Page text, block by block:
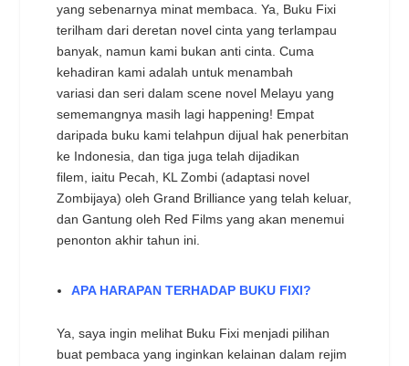
yang sebenarnya minat membaca. Ya, Buku Fixi
terilham dari deretan novel cinta yang terlampau
banyak, namun kami bukan anti cinta. Cuma
kehadiran kami adalah untuk menambah
variasi dan seri dalam scene novel Melayu yang
sememangnya masih lagi happening! Empat
daripada buku kami telahpun dijual hak penerbitan
ke Indonesia, dan tiga juga telah dijadikan
filem, iaitu Pecah, KL Zombi (adaptasi novel
Zombijaya) oleh Grand Brilliance yang telah keluar,
dan Gantung oleh Red Films yang akan menemui
penonton akhir tahun ini.
APA HARAPAN TERHADAP BUKU FIXI?
Ya, saya ingin melihat Buku Fixi menjadi pilihan
buat pembaca yang inginkan kelainan dalam rejim